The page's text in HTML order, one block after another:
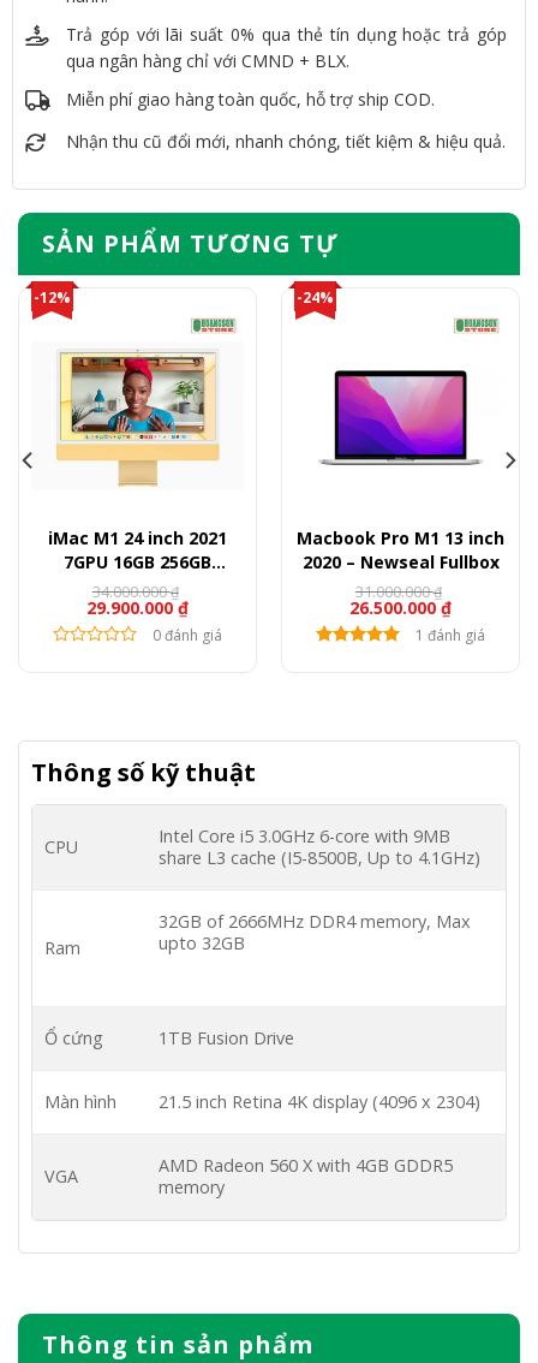
Trả góp với lãi suất 0% qua thẻ tín dụng hoặc trả góp
qua ngân hàng chỉ với CMND + BLX.
Miễn phí giao hàng toàn quốc, hỗ trợ ship COD.
Nhận thu cũ đổi mới, nhanh chóng, tiết kiệm & hiệu quả.
SẢN PHẨM TƯƠNG TỰ
-12%
iMac M1 24 inch 2021
7GPU 16GB 256GB
(Likenew)
29.900.000 ₫
34.000.000₫
0 đánh giá
-24%
Macbook Pro M1 13 inch
2020 – Newseal Fullbox
26.500.000 ₫
31.000.000₫
1 đánh giá
Thông tin sản phẩm
Thông số kỹ thuật
CPU
Intel Core i5 3.0GHz 6-core with 9MB
share L3 cache (I5-8500B, Up to 4.1GHz)
Ram
32GB of 2666MHz DDR4 memory, Max
upto 32GB
Ổ cứng 1TB Fusion Drive
Màn hình 21.5 inch Retina 4K display (4096 x 2304)
VGA
AMD Radeon 560 X with 4GB GDDR5
memory